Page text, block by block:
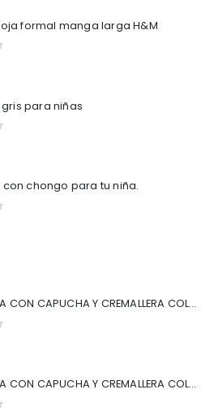
formal manga larga H&M
5
para niñas
5
chongo para tu niña.
5
SUDADERA CON CAPUCHA Y CREMALLERA COLOR AZUL
5
SUDADERA CON CAPUCHA Y CREMALLERA COLOR NEGRO